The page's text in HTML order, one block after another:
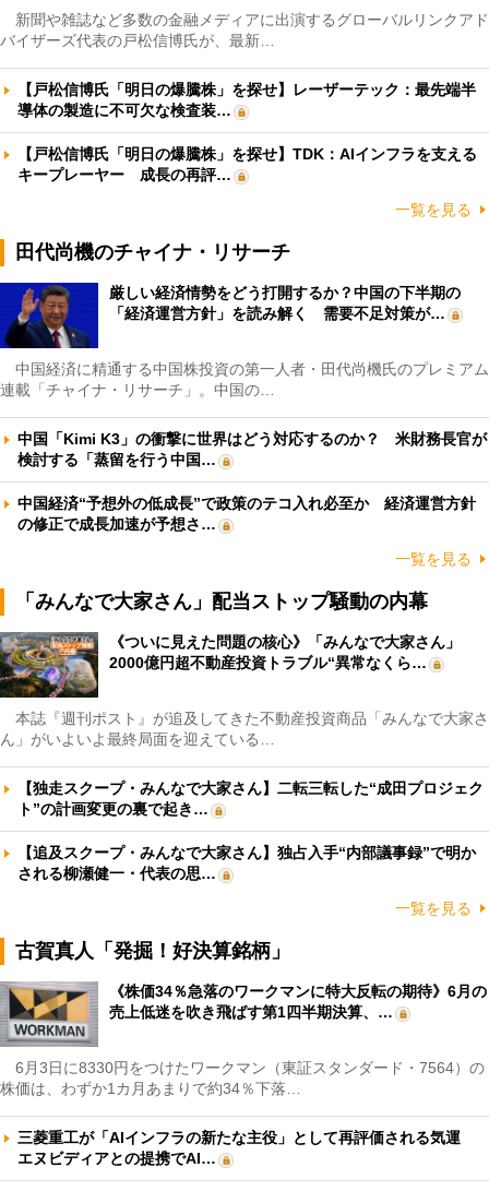
新聞や雑誌など多数の金融メディアに出演するグローバルリンクアド
バイザーズ代表の戸松信博氏が、最新…
【戸松信博氏「明日の爆騰株」を探せ】レーザーテック：最先端半
導体の製造に不可欠な検査装…
【戸松信博氏「明日の爆騰株」を探せ】TDK：AIインフラを支える
キープレーヤー 成長の再評…
一覧を見る
田代尚機のチャイナ・リサーチ
厳しい経済情勢をどう打開するか？中国の下半期の
「経済運営方針」を読み解く 需要不足対策が…
中国経済に精通する中国株投資の第一人者・田代尚機氏のプレミアム
連載「チャイナ・リサーチ」。中国の…
中国「Kimi K3」の衝撃に世界はどう対応するのか？ 米財務長官が
検討する「蒸留を行う中国…
中国経済“予想外の低成長”で政策のテコ入れ必至か 経済運営方針
の修正で成長加速が予想さ…
一覧を見る
「みんなで大家さん」配当ストップ騒動の内幕
《ついに見えた問題の核心》「みんなで大家さん」
2000億円超不動産投資トラブル“異常なくら…
本誌『週刊ポスト』が追及してきた不動産投資商品「みんなで大家さ
ん」がいよいよ最終局面を迎えている…
【独走スクープ・みんなで大家さん】二転三転した“成田プロジェク
ト”の計画変更の裏で起き…
【追及スクープ・みんなで大家さん】独占入手“内部議事録”で明か
される柳瀬健一・代表の思…
一覧を見る
古賀真人「発掘！好決算銘柄」
《株価34％急落のワークマンに特大反転の期待》6月の
売上低迷を吹き飛ばす第1四半期決算、…
6月3日に8330円をつけたワークマン（東証スタンダード・7564）の
株価は、わずか1カ月あまりで約34％下落…
三菱重工が「AIインフラの新たな主役」として再評価される気運
エヌビディアとの提携でAI…